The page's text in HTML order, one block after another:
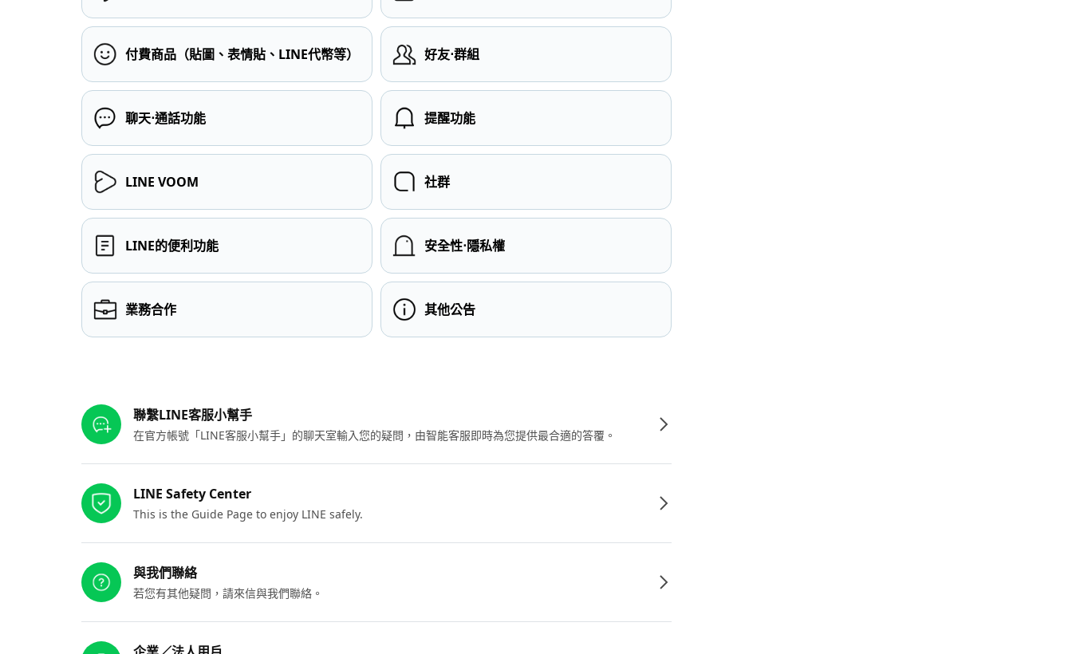
付費商品（貼圖、表情貼、LINE代幣等） 好友⋅群組
聊天⋅通話功能 提醒功能
LINE VOOM 社群
LINE的便利功能 安全性⋅隱私權
業務合作 其他公告
聯繫LINE客服小幫手
在官方帳號「LINE客服小幫手」的聊天室輸入您的疑問，由智能客服即時為您提供最合適的答覆。
LINE Safety Center
This is the Guide Page to enjoy LINE safely.
與我們聯絡
若您有其他疑問，請來信與我們聯絡。